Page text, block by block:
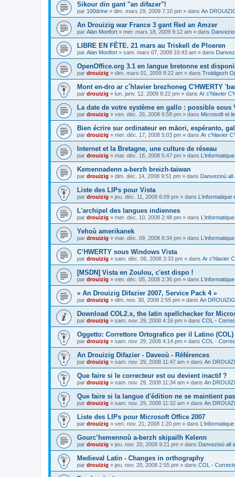
Sikour din gant "an difazer"!
par 100drine » dim. mars 29, 2009 7:10 pm » dans An
An Drouizig war France 3 gant Red an Amzer
par Alan Monfort » mer. mars 18, 2009 9:12 am » dans
LIBRE EN FÊTE. 21 mars au Triskell de Ploeren
par Alan Monfort » sam. mars 07, 2009 10:43 am » dans
OpenOffice.org 3.1 en langue bretonne est
par drouizig » dim. mars 01, 2009 8:22 am » dans Troidigezh
Mont en-dro ar c´hlavier brezhoneg C'HWERTY
par drouizig » lun. janv. 12, 2009 8:22 pm » dans Ar c'hlavier
La date de votre système en gallo : possible sous
par drouizig » ven. déc. 26, 2008 6:58 pm » dans Microsoft et
Bien écrire sur ordinateur en māori, espéranto,
par drouizig » mer. déc. 17, 2008 5:03 pm » dans Ar c'hlavier
Internet et la Bretagne, une culture de réseau
par drouizig » mar. déc. 16, 2008 5:47 pm » dans
Kemennadenn a-berzh breizh-taiwan
par drouizig » dim. déc. 14, 2008 9:51 pm » dans Danvezioù all
Liste des LIPs pour Vista
par drouizig » jeu. déc. 11, 2008 6:09 pm » dans L'informatique
L'archipel des langues indiennes
par drouizig » mer. déc. 10, 2008 2:48 pm » dans
Yehoù amerikanek
par drouizig » mar. déc. 09, 2008 8:34 pm » dans
C’HWERTY sous Windows Vista
par drouizig » sam. déc. 06, 2008 3:33 pm » dans Ar c'hlavier
[MSDN] Vista en Zoulou, c'est dispo !
par drouizig » ven. déc. 05, 2008 2:36 pm » dans
« An Drouizig Difazier 2007, Service Pack 4 »
par drouizig » dim. nov. 30, 2008 2:55 pm » dans An
Download COL2.x, the latin spellchecker for
par drouizig » sam. nov. 29, 2008 4:16 pm » dans COL -
Oggetto: Correttore Ortografico per il Latino (COL)
par drouizig » sam. nov. 29, 2008 4:14 pm » dans COL -
An Drouizig Difazier - Daveoù - Références
par drouizig » sam. nov. 29, 2008 11:47 am » dans An
Que faire si le correcteur est ou devient inactif ?
par drouizig » sam. nov. 29, 2008 11:34 am » dans An
Que faire si la langue d'édition ne se maintient
par drouizig » sam. nov. 29, 2008 11:32 am » dans An
Liste des LIPs pour Microsoft Office 2007
par drouizig » ven. nov. 21, 2008 1:20 pm » dans
Gourc’hemennoù a-berzh skipailh Kelenn
par drouizig » jeu. nov. 20, 2008 9:21 pm » dans Danvezioù all
Medieval Latin - Changes in orthography
par drouizig » jeu. nov. 20, 2008 2:55 pm » dans COL -